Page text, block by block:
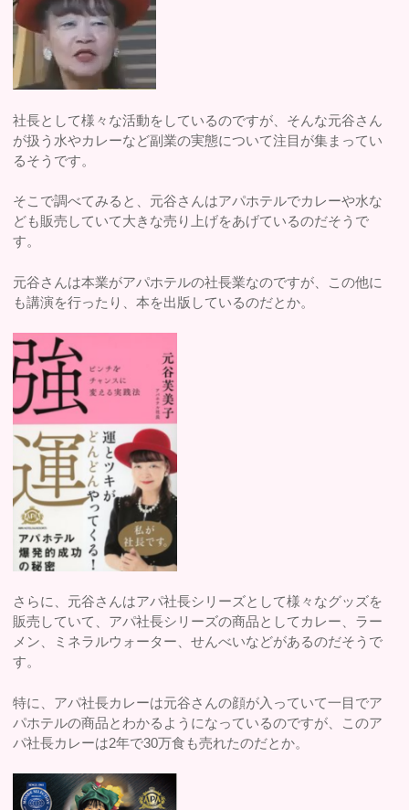
社長として様々な活動をしているのですが、そんな元谷さん
が扱う水やカレーなど副業の実態について注目が集まってい
るそうです。
そこで調べてみると、元谷さんはアパホテルでカレーや水な
ども販売していて大きな売り上げをあげているのだそうで
す。
元谷さんは本業がアパホテルの社長業なのですが、この他に
も講演を行ったり、本を出版しているのだとか。
さらに、元谷さんはアパ社長シリーズとして様々なグッズを
販売していて、アパ社長シリーズの商品としてカレー、ラー
メン、ミネラルウォーター、せんべいなどがあるのだそうで
す。
特に、アパ社長カレーは元谷さんの顔が入っていて一目でア
パホテルの商品とわかるようになっているのですが、このア
パ社長カレーは2年で30万食も売れたのだとか。